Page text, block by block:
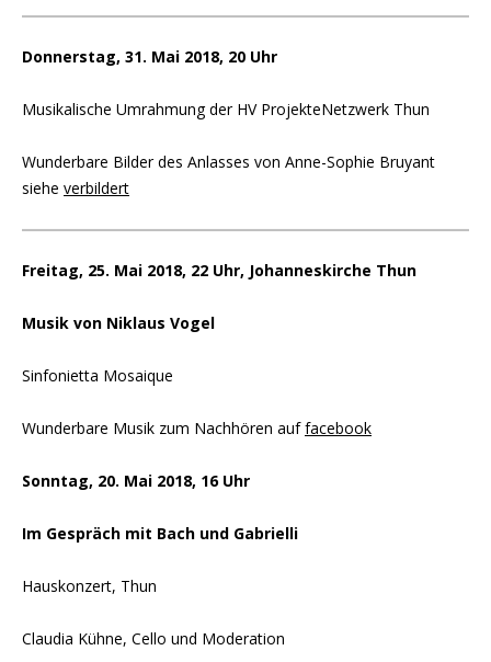
Donnerstag, 31. Mai 2018, 20 Uhr
Musikalische Umrahmung der HV ProjekteNetzwerk Thun
Wunderbare Bilder des Anlasses von Anne-Sophie Bruyant
siehe verbildert
Freitag, 25. Mai 2018, 22 Uhr, Johanneskirche Thun
Musik von Niklaus Vogel
Sinfonietta Mosaique
Wunderbare Musik zum Nachhören auffacebook
Sonntag, 20. Mai 2018, 16 Uhr
Im Gespräch mit Bach und Gabrielli
Hauskonzert, Thun
Claudia Kühne, Cello und Moderation